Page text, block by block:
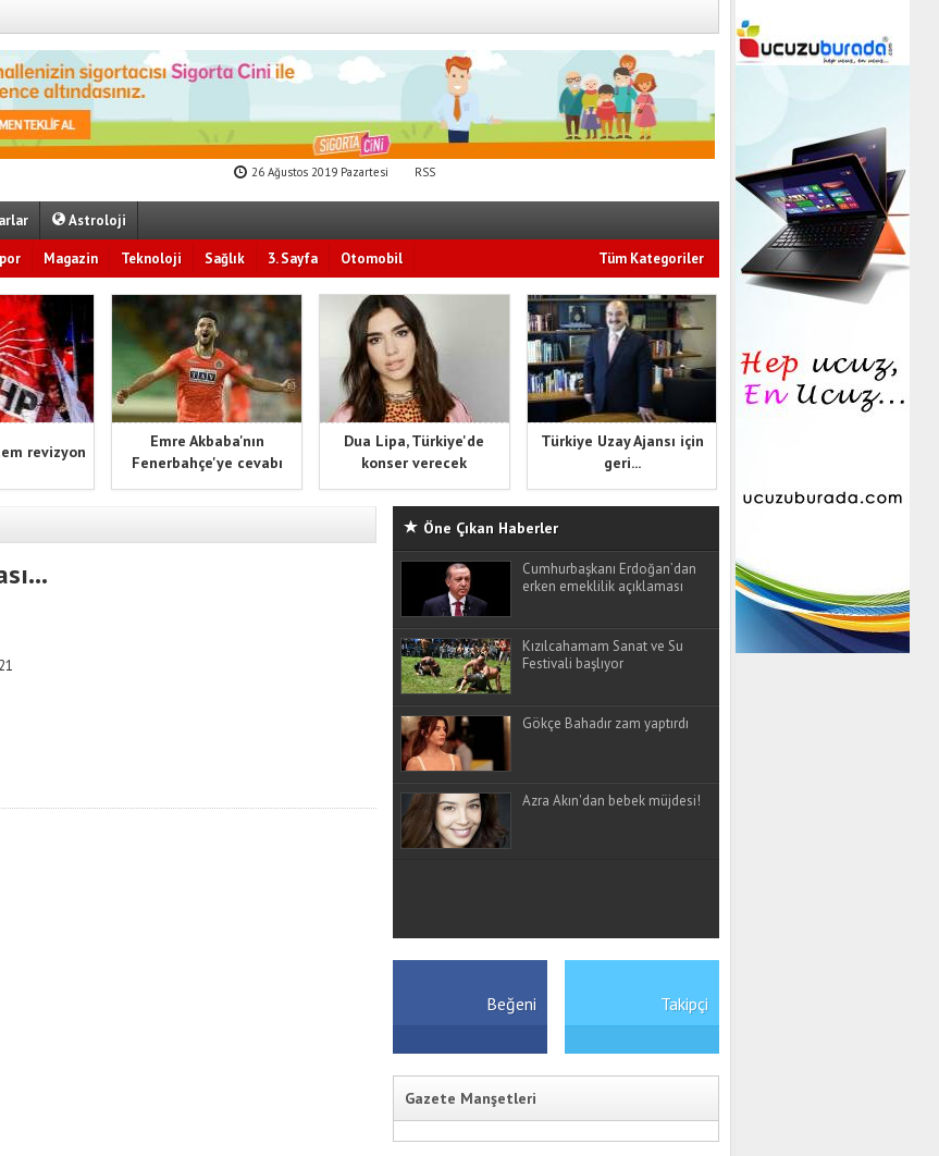
26 Ağustos 2019 Pazartesi RSS
Astroloji
Magazin Teknoloji Sağlık 3. Sayfa Otomobil Tüm Kategoriler
revizyon
Emre Akbaba'nın
Fenerbahçe'ye cevabı
Dua Lipa, Türkiye'de
konser verecek
Türkiye Uzay Ajansı için
geri...
Öne Çıkan Haberler
Cumhurbaşkanı Erdoğan’dan
erken emeklilik açıklaması
Kızılcahamam Sanat ve Su
Festivali başlıyor
Gökçe Bahadır zam yaptırdı
Azra Akın'dan bebek müjdesi!
Beğeni Takipçi
Gazete Manşetleri